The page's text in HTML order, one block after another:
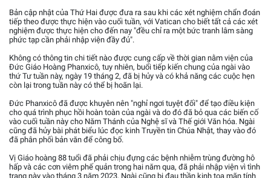
Bản cập nhật của Thứ Hai được đưa ra sau khi các xét nghiệm chẩn đoán
tiếp theo được thực hiện vào cuối tuần, với Vatican cho biết tất cả các xét
nghiệm được thực hiện cho đến nay "đều chỉ ra một bức tranh lâm sàng
phức tạp cần phải nhập viện đầy đủ".
Không có thông tin chi tiết nào được cung cấp về thời gian nằm viện của
Đức Giáo Hoàng Phanxicô, tuy nhiên, buổi tiếp kiến chung của ngài vào
thứ Tư tuần này, ngày 19 tháng 2, đã bị hủy và có khả năng các cuộc hẹn
còn lại trong tuần này có thể bị hoãn lại.
Đức Phanxicô đã được khuyên nên "nghỉ ngơi tuyệt đối" để tạo điều kiện
cho quá trình phục hồi hoàn toàn của ngài và do đó đã bỏ qua các biến cố
vào cuối tuần này cho Năm Thánh của Nghệ sĩ và Thế giới Văn hóa. Ngài
cũng đã hủy bài phát biểu lúc đọc kinh Truyền tin Chúa Nhật, thay vào đó
đã phân phối bản văn để công bố.
Vị Giáo hoàng 88 tuổi đã phải chịu đựng các bệnh nhiễm trùng đường hô
hấp và các cơn viêm phế quản trong hai năm qua, đã phải nhập viện vì tình
trạng này vào tháng 3 năm 2023. Ngài cũng bị đau thần kinh tọa mãn tính